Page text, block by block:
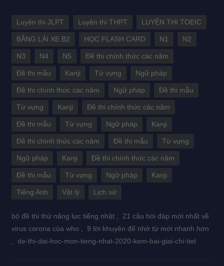
Luyện thi JLPT Luyện thi THPT LUYỆN THI TOEIC
BẰNG LÁI XE B2 HỌC FLASH CARD N1 N2
N3 N4 N5 Đề thi chính thức các năm
Đề thi mẫu Kanji Từ vựng Ngữ pháp
Đề thi chính thức các năm Ngữ pháp Đề thi mẫu
Từ vựng Kanji Đề thi chính thức các năm
Đề thi mẫu Từ vựng Ngữ pháp Kanji
Đề thi chính thức các năm Đề thi mẫu Từ vựng
Ngữ pháp Kanji Đề thi chính thức các năm
Đề thi mẫu Từ vựng Ngữ pháp Kanji
Tiếng Anh Vật lý Lịch sử
bộ đề thi thử năng lực tiếng nhật ,
21 câu hỏi đáp mới nhất về
virus corona của who ,
9 lời khuyên để nhớ từ mới nhanh hơn
, de-thi-dai-hoc-mon-tieng-nhat-2020-kem-bai-giai-chi-tiet